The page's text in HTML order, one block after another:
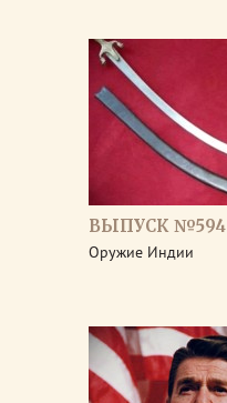
ВЫПУСК №594
Оружие Индии